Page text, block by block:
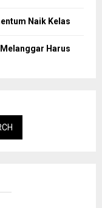
Naik Kelas
Harus